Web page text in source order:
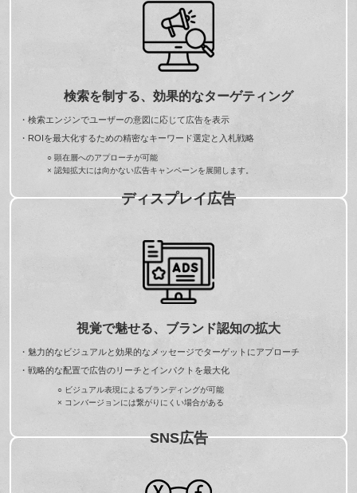
検索を制する、効果的なターゲティング
・検索エンジンでユーザーの意図に応じて広告を表示
・ROIを最大化するための精密なキーワード選定と入札戦略
○ 顕在層へのアプローチが可能
× 認知拡大には向かない広告キャンペーンを展開します。
ディスプレイ広告
視覚で魅せる、ブランド認知の拡大
・魅力的なビジュアルと効果的なメッセージでターゲットにアプローチ
・戦略的な配置で広告のリーチとインパクトを最大化
○ ビジュアル表現によるブランディングが可能
× コンバージョンには繋がりにくい場合がある
SNS広告